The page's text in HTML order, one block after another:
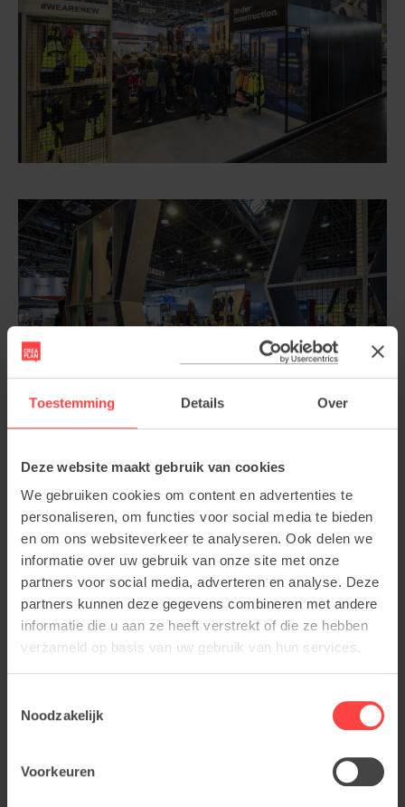
Toestemming Details Over
Deze website maakt gebruik van cookies
We gebruiken cookies om content en advertenties te
personaliseren, om functies voor social media te bieden
en om ons websiteverkeer te analyseren. Ook delen we
informatie over uw gebruik van onze site met onze
partners voor social media, adverteren en analyse. Deze
partners kunnen deze gegevens combineren met andere
informatie die u aan ze heeft verstrekt of die ze hebben
verzameld op basis van uw gebruik van hun services.
Noodzakelijk
Voorkeuren